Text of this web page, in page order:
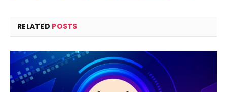
RELATED POSTS